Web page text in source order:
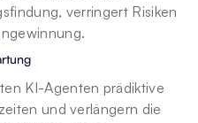
verringert Risiken
KI-Agenten prädiktive
und verlängern die